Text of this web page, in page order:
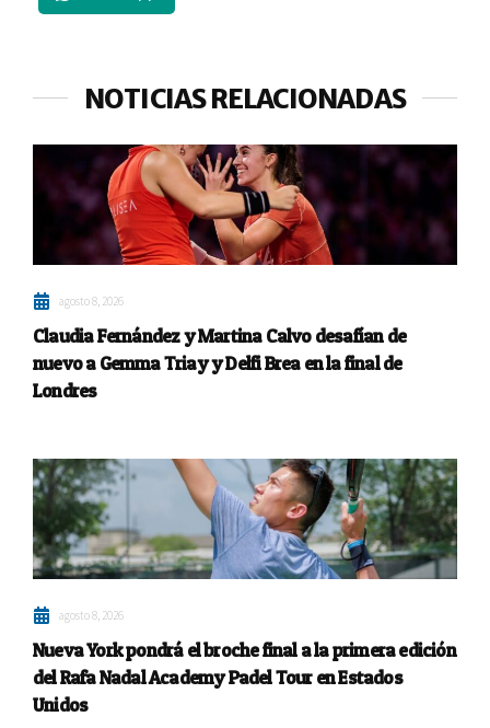
NOTICIAS RELACIONADAS
agosto 8, 2026
Claudia Fernández y Martina Calvo desafían de
nuevo a Gemma Triay y Delfi Brea en la final de
Londres
agosto 8, 2026
Nueva York pondrá el broche final a la primera edición
del Rafa Nadal Academy Padel Tour en Estados
Unidos